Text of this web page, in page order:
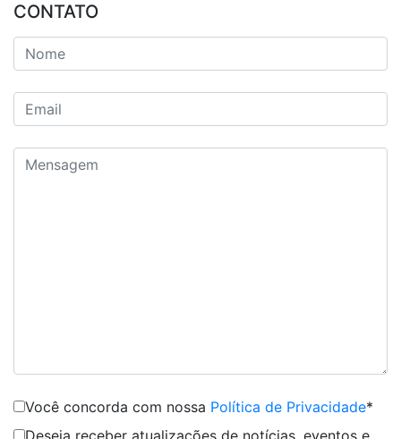
CONTATO
Você concorda com nossa Política de Privacidade*
Deseja receber atualizações de notícias, eventos e